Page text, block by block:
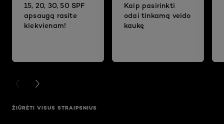
15, 20, 30, 50 SPF
apsaugą rasite
kiekvienam!
Kaip pasirinkti
odai tinkamą veido
kaukę
PREVIOUS CARD
NEXT CARD
ŽIŪRĖTI VISUS STRAIPSNIUS